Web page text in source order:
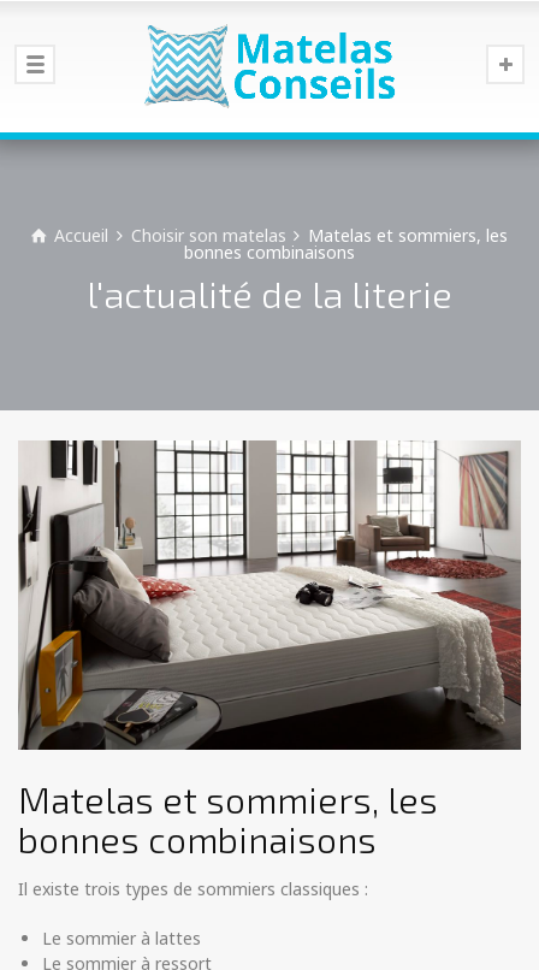
Accueil Choisir son matelas Matelas et sommiers, les
bonnes combinaisons
l'actualité de la literie
Matelas et sommiers, les
bonnes combinaisons
Il existe trois types de sommiers classiques :
Le sommier à lattes
Le sommier à ressort